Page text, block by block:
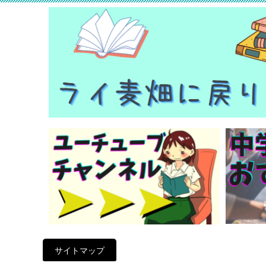
サイトマップ